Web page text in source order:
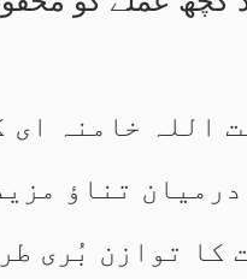
اللہ خامنہ ای
تناؤ
کا توازن بُری